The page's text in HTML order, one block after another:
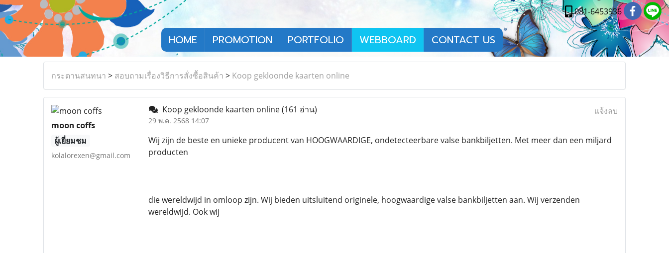
081-6453936
HOME PROMOTION PORTFOLIO WEBBOARD CONTACT US
กระดานสนทนา > สอบถามเรื่องวิธีการสั่งซื้อสินค้า > Koop gekloonde kaarten online
moon coffs
ผู้เยี่ยมชม
kolalorexen@gmail.com
Koop gekloonde kaarten online(161 อ่าน)
29 พ.ค. 2568 14:07
แจ้งลบ
Wij zijn de beste en unieke producent van HOOGWAARDIGE, ondetecteerbare valse bankbiljetten. Met meer dan een miljard
producten
die wereldwijd in omloop zijn. Wij bieden uitsluitend originele, hoogwaardige valse bankbiljetten aan. Wij verzenden
wereldwijd. Ook wij